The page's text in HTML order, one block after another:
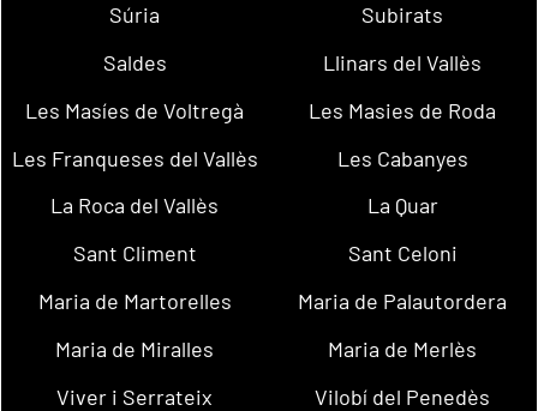
Súria
Subirats
Saldes
Llinars del Vallès
Les Masíes de Voltregà
Les Masies de Roda
Les Franqueses del Vallès
Les Cabanyes
La Roca del Vallès
La Quar
Sant Climent
Sant Celoni
Maria de Martorelles
Maria de Palautordera
Maria de Miralles
Maria de Merlès
Viver i Serrateix
Vilobí del Penedès